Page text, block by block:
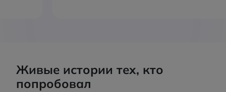
Живые истории тех, кто
попробовал